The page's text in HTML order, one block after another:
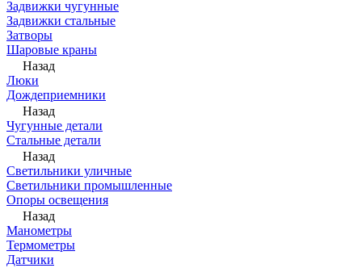
Задвижки чугунные
Задвижки стальные
Затворы
Шаровые краны
Назад
Люки
Дождеприемники
Назад
Чугунные детали
Стальные детали
Назад
Светильники уличные
Светильники промышленные
Опоры освещения
Назад
Манометры
Термометры
Датчики